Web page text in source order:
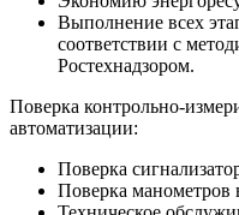
Выполнение всех
соответствии с
Ростехнадзором.
Поверка контрольно-
автоматизации:
Поверка
Поверка манометров